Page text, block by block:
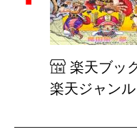
楽天ブッ
楽天ジャン